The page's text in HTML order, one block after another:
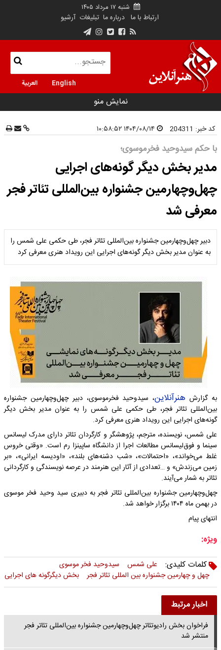
شنبه ۱۷ مرداد ۱۴۰۵
ارتباط با ما درباره ما تبلیغات آرشیو
English العربية
نمایش منو
کد خبر: 204311
با حکم سیدوحید فخرموسوی؛
مدیر بخش دیگر گونه‌های اجرایی
چهل‌وچهارمین جشنواره بین‌المللی تئاتر فجر
معرفی شد
دبیر چهل‌وچهارمین جشنواره بین‌المللی تئاتر فجر، طی حکمی علی شمس را
به عنوان مدیر بخش دیگر گونه‌های اجرایی این رویداد هنری معرفی کرد
به گزارش هنرآنلاین، سیدوحید فخرموسوی، دبیر چهل‌وچهارمین جشنواره
بین‌المللی تئاتر فجر، طی حکمی علی شمس را به عنوان مدیر بخش دیگر
گونه‌های اجرایی این رویداد هنری معرفی کرد.
علی شمس، نویسنده، مترجم، پژوهشگر و کارگردان تئاتر دارای مدرک لیسانس
سینما و فوق‌لیسانس مطالعات اجرا از دانشگاه ساپینزا رم است. «وقتی خروس
غلط می‌خواند»، «احتمالات»، «شب دشنه‌های بلند»، «اودیسه ایرانی»، «بر
زمین می‌زندش» و …تعدادی از آثار این هنرمند در عرصه نویسندگی و کارگردانی
تئاتر به شمار می‌آیند.
چهل‌وچهارمین جشنواره بین‌المللی تئاتر فجر به دبیری سید وحید فخر موسوی
در بهمن ماه ۱۴۰۴ برگزار خواهد شد.
انتهای پیام
ویژه:
کلمات کلیدی:
علی شمس
سیدوحید فخر موسوی
چهل و چهارمین جشنواره بین المللی تئاتر فجر
بخش دیگرگونه های اجرایی
اخبار مرتبط
فراخوان بخش رادیوتئاتر چهل‌وچهارمین جشنواره بین‌المللی تئاتر فجر
منتشر شد